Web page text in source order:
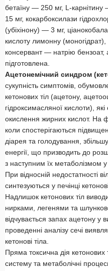
бетаїну — 250 мг, L-
15 мг, кокарбоксилази
(убіхінону) — 3 мг,
кислоту лимонну (моногідрат),
консервант — натрію
підготовлена.
Ацетонемічний синдром
сукупність симптомів,
кетонових тіл (ацетону,
гідроксимасляної кислоти),
окислення жирних кислот. На
коли спостерігаються
діарея та голодування,
енергії, що призводить до
з наступним їх метаболізмом
При відносній недостатності
синтезуються у печінці кетонові
Надлишок кетонових тіл
нирками, легенями та
відчувається запах ацетону у
проведенні аналізу сечі
кетонові тіла.
Пряма токсична дія кетонових
систему та метаболічні